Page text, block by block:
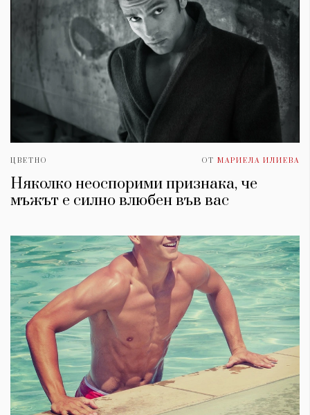
ЦВЕТНО ОТ МАРИЕЛА ИЛИЕВА
Няколко неоспорими признака, че
мъжът е силно влюбен във вас